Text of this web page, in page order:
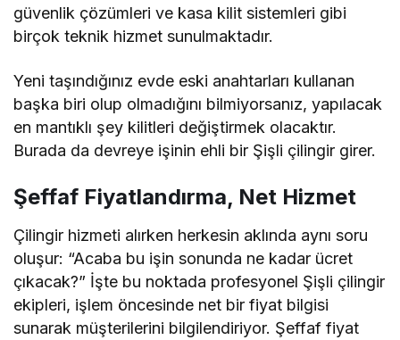
güvenlik çözümleri ve kasa kilit sistemleri gibi
birçok teknik hizmet sunulmaktadır.
Yeni taşındığınız evde eski anahtarları kullanan
başka biri olup olmadığını bilmiyorsanız, yapılacak
en mantıklı şey kilitleri değiştirmek olacaktır.
Burada da devreye işinin ehli bir Şişli çilingir girer.
Şeffaf Fiyatlandırma, Net Hizmet
Çilingir hizmeti alırken herkesin aklında aynı soru
oluşur: “Acaba bu işin sonunda ne kadar ücret
çıkacak?” İşte bu noktada profesyonel Şişli çilingir
ekipleri, işlem öncesinde net bir fiyat bilgisi
sunarak müşterilerini bilgilendiriyor. Şeffaf fiyat